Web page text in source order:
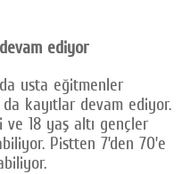
ediyor
usta eğitmenler
kayıtlar devam ediyor.
18 yaş altı gençler
Pistten 7’den 70’e